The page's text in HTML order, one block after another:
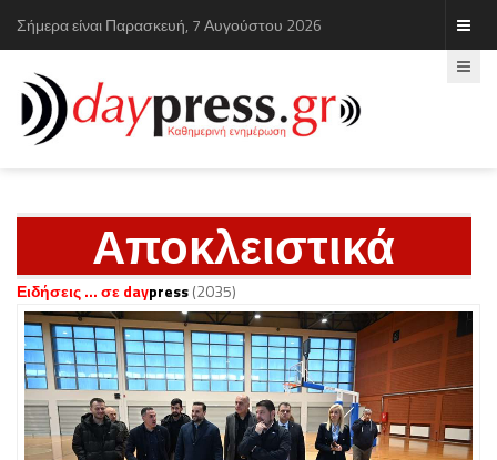
Σήμερα είναι Παρασκευή, 7 Αυγούστου 2026
Αποκλειστικά
Ειδήσεις ... σε daypress(2035)